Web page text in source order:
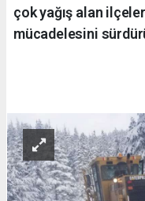
çok yağış alan
mücadelesini